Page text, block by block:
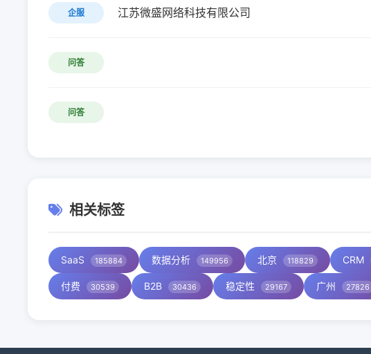
企服 江苏微盛网络科技有限公司
问答
问答
相关标签
SaaS 185884 数据分析 149956 北京 118829 CRM
付费 30539 B2B 30436 稳定性 29167 广州 27826